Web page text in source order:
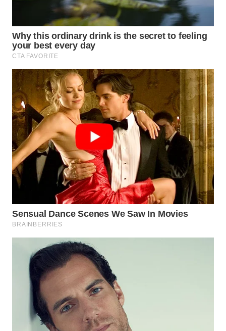
TAPANULI
SELATAN
WN
TANJUNG
LESUNG
WN
KARO
WN
SIMALUNGUN
LABUHANBATU
TAPANULI
TENGAH
WN DELI
WN
TEBING